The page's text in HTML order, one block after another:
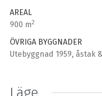
AREAL
900 m2
ÖVRIGA BYGGNADER
Utebyggnad 1959, åstak
Läge